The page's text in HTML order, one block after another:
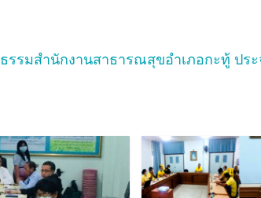
รมสำนักงานสาธารณสุขอำเภอกะทู้ ปร